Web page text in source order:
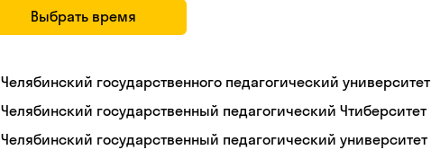
Выбрать время
Челябинский государственного педагогический университет
Челябинский государственный педагогический Чтиберситет
Челябинский государственный педагогический университет